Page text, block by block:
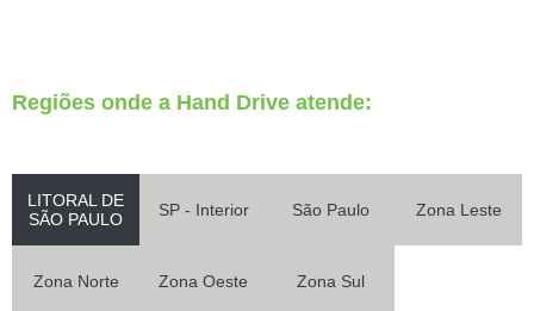
Regiões onde a Hand Drive atende:
LITORAL DE
SÃO PAULO
SP - Interior São Paulo Zona Leste
Zona Norte Zona Oeste Zona Sul